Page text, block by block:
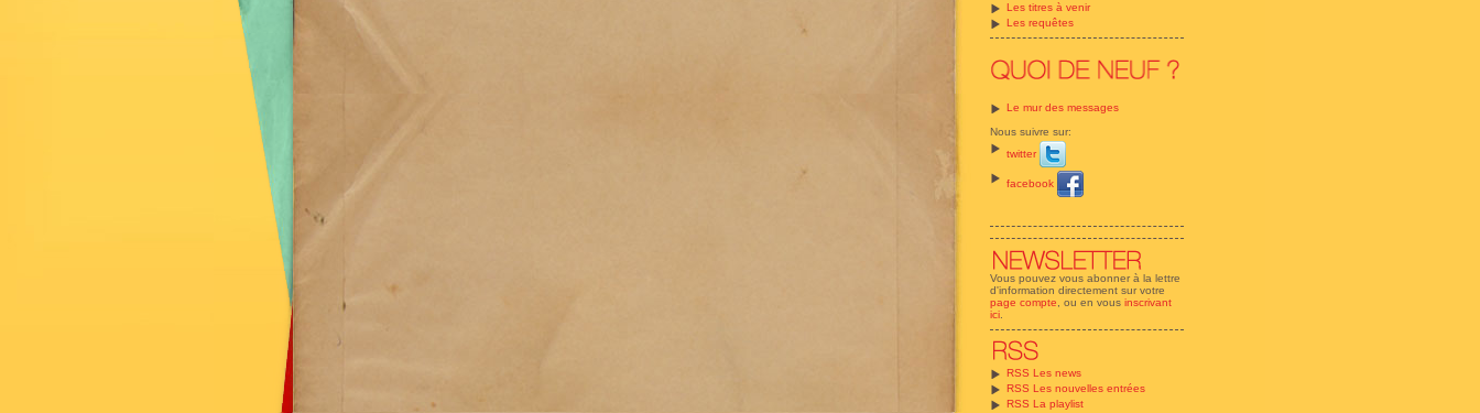
Les titres à venir
Les requêtes
Le mur des messages
Nous suivre sur:
twitter
facebook
Vous pouvez vous abonner à la lettre
d'information directement sur votre
page compte , ou en vous inscrivant
ici
RSS Les news
RSS Les nouvelles entrées
RSS La playlist